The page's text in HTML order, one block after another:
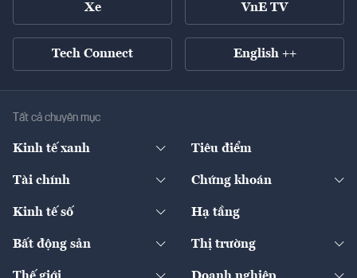
Xe VnE TV
Tech Connect English ++
Tất cả chuyên mục
Kinh tế xanh
Diễn đàn
Tiêu điểm
Tài chính
Ngân hàng
Chứng khoán
Doanh nghiệp niêm yết
Kinh tế số
Sản phẩm - Thị trường
Hạ tầng
Bất động sản
Chính sách
Thị trường